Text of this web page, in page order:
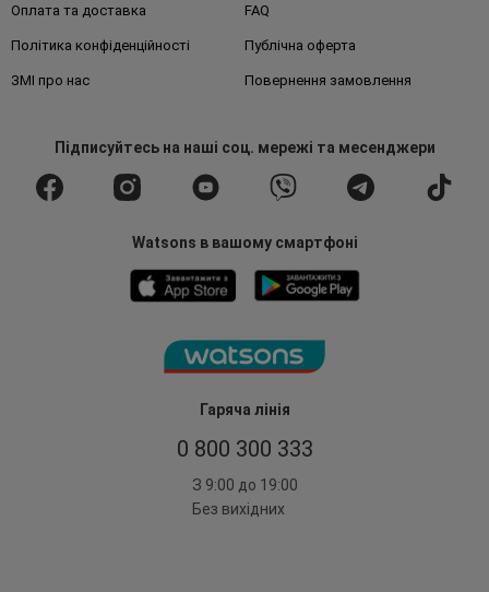
Гаряча лінія
0 800 300 333
З 9:00 до 19:00
Без вихідних
Оплата та доставка FAQ
Політика конфіденційності Публічна оферта
ЗМІ про нас Повернення замовлення
Підписуйтесьна наші соц. мережі та месенджери
Watsons в вашому смартфоні